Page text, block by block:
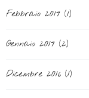
Febbraio 2017 (1)
Gennaio 2017 (2)
Dicembre 2016 (1)